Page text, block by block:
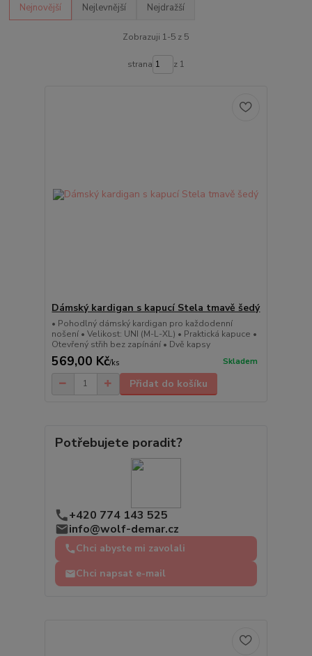
Nejnovější Nejlevnější Nejdražší
Zobrazuji 1-5 z 5
strana z 1
Dámský kardigan s kapucí Stela tmavě šedý
• Pohodlný dámský kardigan pro každodenní
nošení • Velikost: UNI (M-L-XL) • Praktická kapuce •
Otevřený střih bez zapínání • Dvě kapsy
569,00 Kč/ks Skladem
Přidat do košíku
Potřebujete poradit?
+420 774 143 525
info@wolf-demar.cz
Chci abyste mi zavolali
Chci napsat e-mail